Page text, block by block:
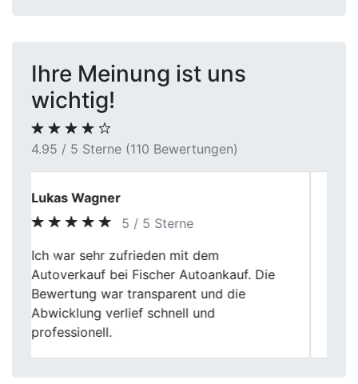
Ihre Meinung ist uns
wichtig!
4.95 / 5 Sterne (110 Bewertungen)
Lena
5 / 5 Sterne
Fairer Autoverkauf. Ich habe meinen
Unfallwagen bei Fischer Autoankauf
verkauft. Die Bewertung war transparent
und der Verkauf ging zügig über die Bühne.
Empfehlenswert.
Previous